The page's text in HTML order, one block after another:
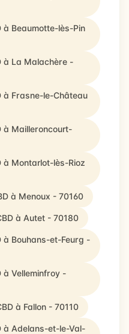
à Beaumotte-lès-Pin
à La Malachère -
à Frasne-le-Château
à Mailleroncourt-
à Montarlot-lès-Rioz
à Menoux - 70160
à Autet - 70180
à Bouhans-et-Feurg -
à Velleminfroy -
à Fallon - 70110
à Adelans-et-le-Val-